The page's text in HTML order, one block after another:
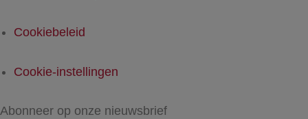
Cookiebeleid
Cookie-instellingen
Abonneer op onze nieuwsbrief